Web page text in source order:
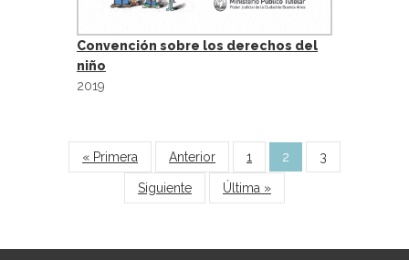
Convención sobre los derechos del
niño
2019
« Primera Anterior 1 2 3
Siguiente Última »